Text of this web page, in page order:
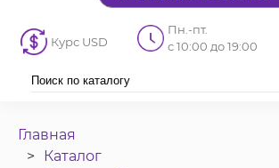
Курс USD
Пн.-пт.
с 10:00 до 19:00
Главная
Каталог